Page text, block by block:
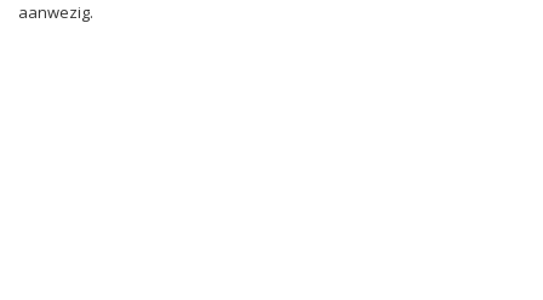
aanwezig.